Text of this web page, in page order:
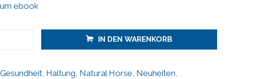
ebook
IN DEN WARENKORB
Gesundheit, Haltung, Natural Horse, Neuheiten,